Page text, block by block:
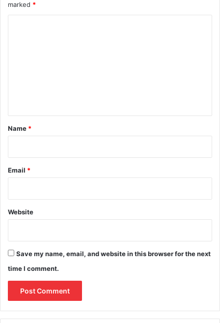
marked *
*
Name *
Email *
Website
Save my name, email, and website in this browser for the next
time I comment.